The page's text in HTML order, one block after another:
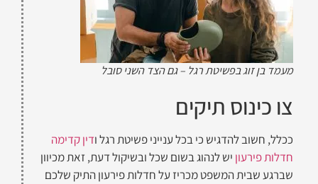
מעמד בן זוג בפשיטת רגל – גם הצד השני סובל
צו כינוס תיקים
ככלל, חשוב להדגיש כי בכל ענייני פשיטת רגל ודין קדימה
חדלות פירעון יש לנהוג בשום שכל ובשיקול דעת, זאת מכיוון
שברגע שבית המשפט מכריז על חדלות פירעון התיק שלכם